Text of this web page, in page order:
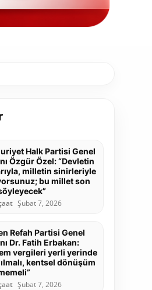
Halk Partisi Genel
Özgür Özel: “Devletin
milletin sinirleriyle
bu millet son
Şubat 7, 2026
Refah Partisi Genel
Dr. Fatih Erbakan:
vergileri yerli yerinde
kentsel dönüşüm
Şubat 7, 2026